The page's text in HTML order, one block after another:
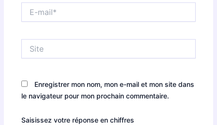
mail*
Enregistrer mon nom, mon e-mail et mon site dans
le navigateur pour mon prochain commentaire.
Saisissez votre réponse en chiffres